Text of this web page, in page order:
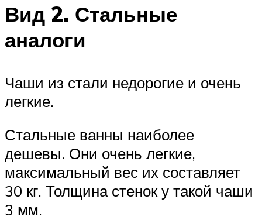
Вид 2. Стальные
аналоги
Чаши из стали недорогие и очень
легкие.
Стальные ванны наиболее
дешевы. Они очень легкие,
максимальный вес их составляет
30 кг. Толщина стенок у такой чаши
3 мм.